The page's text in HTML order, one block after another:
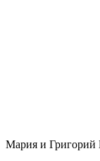
Мария и Григорий